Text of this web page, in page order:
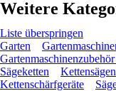
Weitere
Liste überspringen
Garten
Sägeketten
Kettenschärfgeräte